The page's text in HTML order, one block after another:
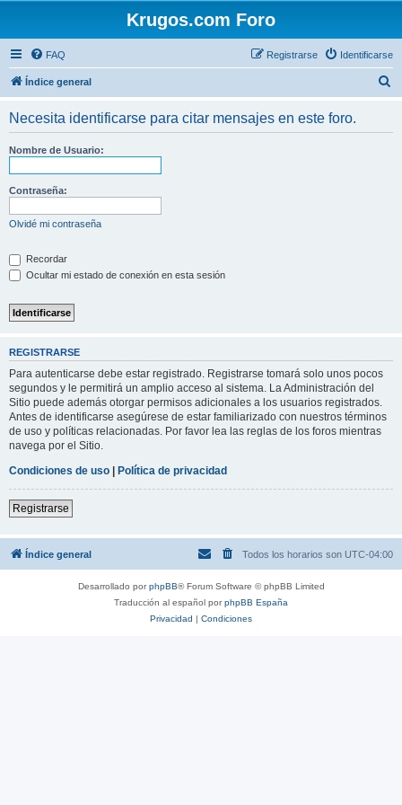
Krugos.com Foro
FAQ Identificarse
Registrarse
Índice general
Necesita identificarse para citar mensajes en este foro.
Nombre de Usuario:
Contraseña:
Olvidé mi contraseña
Recordar
Ocultar mi estado de conexión en esta sesión
REGISTRARSE
Para autenticarse debe estar registrado. Registrarse tomará solo unos pocos
segundos y le permitirá un amplio acceso al sistema. La Administración del
Sitio puede además otorgar permisos adicionales a los usuarios registrados.
Antes de identificarse asegúrese de estar familiarizado con nuestros términos
de uso y políticas relacionadas. Por favor lea las reglas de los foros mientras
navega por el Sitio.
Condiciones de uso | Política de privacidad
Registrarse
Índice general Todos los horarios son UTC-04:00
Desarrollado porphpBB® Forum Software © phpBB Limited
Traducción al español porphpBB España
Privacidad | Condiciones